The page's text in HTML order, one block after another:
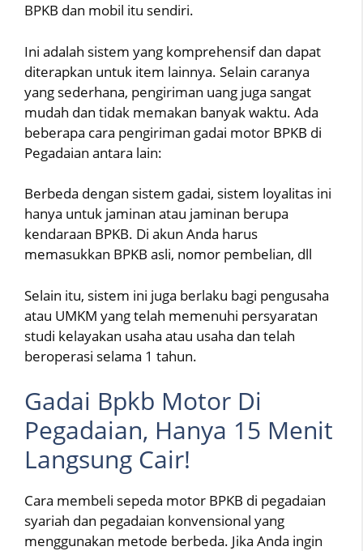
BPKB dan mobil itu sendiri.
Ini adalah sistem yang komprehensif dan dapat
diterapkan untuk item lainnya. Selain caranya
yang sederhana, pengiriman uang juga sangat
mudah dan tidak memakan banyak waktu. Ada
beberapa cara pengiriman gadai motor BPKB di
Pegadaian antara lain:
Berbeda dengan sistem gadai, sistem loyalitas ini
hanya untuk jaminan atau jaminan berupa
kendaraan BPKB. Di akun Anda harus
memasukkan BPKB asli, nomor pembelian, dll
Selain itu, sistem ini juga berlaku bagi pengusaha
atau UMKM yang telah memenuhi persyaratan
studi kelayakan usaha atau usaha dan telah
beroperasi selama 1 tahun.
Gadai Bpkb Motor Di
Pegadaian, Hanya 15 Menit
Langsung Cair!
Cara membeli sepeda motor BPKB di pegadaian
syariah dan pegadaian konvensional yang
menggunakan metode berbeda. Jika Anda ingin